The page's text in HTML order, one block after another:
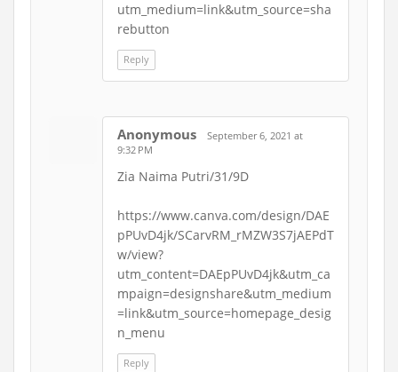
utm_medium=link&utm_source=sha
rebutton
Reply
Anonymous
September 6, 2021 at
9:32 PM
Zia Naima Putri/31/9D
https://www.canva.com/design/DAE
pPUvD4jk/SCarvRM_rMZW3S7jAEPdT
w/view?
utm_content=DAEpPUvD4jk&utm_ca
mpaign=designshare&utm_medium
=link&utm_source=homepage_desig
n_menu
Reply